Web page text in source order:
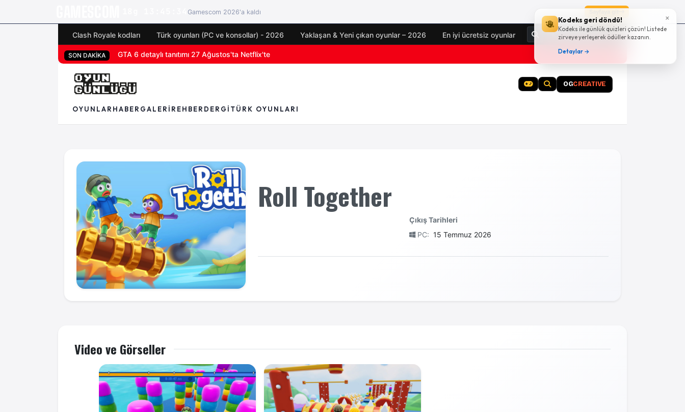
×
Kodeks geri döndü!
Kodeks ile günlük quizleri çözün! Listede
zirveye yerleşerek ödüller kazanın.
Detaylar →
Gamescom 2026'a kaldı
Clash Royale kodları Türk oyunları (PC ve konsollar) - 2026 Yaklaşan & Yeni çıkan oyunlar – 2026 En iyi ücretsiz oyunlar Giriş Yap
SON DAKİKA GTA 6 detaylı tanıtımı 27 Ağustos'ta Netflix'te
San Diego Comic-Con 2026 tüm oyun duyuruları
OGCREATIVE
OYUNLAR HABER GALERI REHBER DERGI TÜRK OYUNLARI
Roll Together
Çıkış Tarihleri
PC: 15 Temmuz 2026
Video ve Görseller